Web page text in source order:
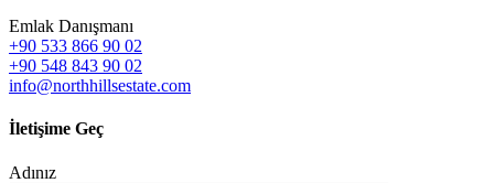
Emlak Danışmanı
+90 533 866 90 02
+90 548 843 90 02
info@northhillsestate.com
İletişime Geç
Adınız